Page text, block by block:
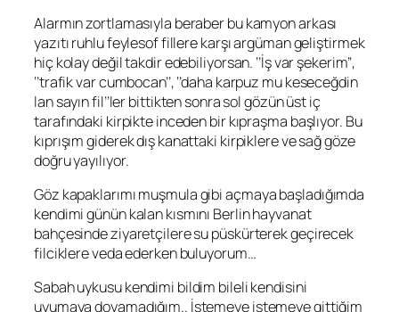
Alarmın zortlamasıyla beraber bu kamyon arkası
yazıtı ruhlu feylesof fillere karşı argüman geliştirmek
hiç kolay değil takdir edebiliyorsan. ‘’İş var şekerim’’,
‘’trafik var cumbocan’’, ‘’daha karpuz mu keseceğdin
lan sayın fil’’ler bittikten sonra sol gözün üst iç
tarafındaki kirpikte inceden bir kıpraşma başlıyor. Bu
kıprışım giderek dış kanattaki kirpiklere ve sağ göze
doğru yayılıyor.
Göz kapaklarımı muşmula gibi açmaya başladığımda
kendimi günün kalan kısmını Berlin hayvanat
bahçesinde ziyaretçilere su püskürterek geçirecek
filciklere veda ederken buluyorum…
Sabah uykusu kendimi bildim bileli kendisini
uyumaya doyamadığım.. İstemeye istemeye gittiğim